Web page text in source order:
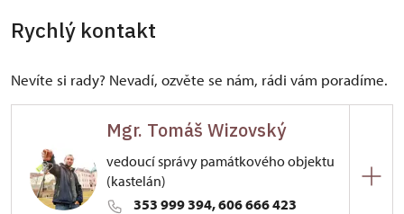
Rychlý kontakt
Nevíte si rady? Nevadí, ozvěte se nám, rádi vám poradíme.
Mgr. Tomáš Wizovský
vedoucí správy památkového objektu
(kastelán)
353 999 394, 606 666 423